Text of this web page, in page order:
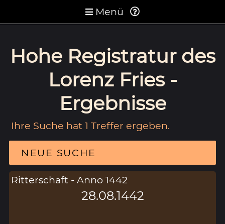
Menü
Hohe Registratur des
Lorenz Fries -
Ergebnisse
Ihre Suche hat 1 Treffer ergeben.
NEUE SUCHE
Ritterschaft - Anno 1442
28.08.1442